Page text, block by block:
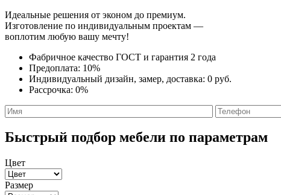
Идеальные решения от эконом до премиум.
Изготовление по индивидуальным проектам —
воплотим любую вашу мечту!
Фабричное качество ГОСТ и гарантия 2 года
Предоплата: 10%
Индивидуальный дизайн, замер, доставка: 0 руб.
Рассрочка: 0%
Быстрый подбор мебели по параметрам
Цвет
Размер